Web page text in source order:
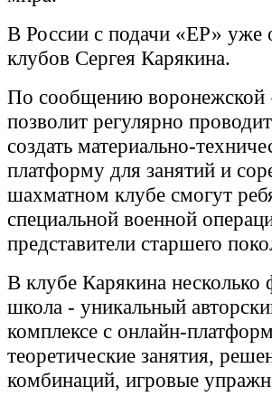
В России с подачи «ЕР»
клубов Сергея Карякина.
По сообщению воронежской
позволит регулярно
создать материально-
платформу для занятий и
шахматном клубе смогут
специальной военной
представители старшего
В клубе Карякина
школа - уникальный
комплексе с онлайн-
теоретические занятия,
комбинаций, игровые